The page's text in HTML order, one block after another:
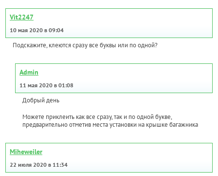
Vit2247
10 мая 2020 в 09:04
Подскажите, клеются сразу все буквы или по одной?
Admin
11 мая 2020 в 01:08
Добрый день
Можете приклеить как все сразу, так и по одной букве,
предварительно отметив места установки на крышке багажника
Miheweiler
22 июля 2020 в 11:34